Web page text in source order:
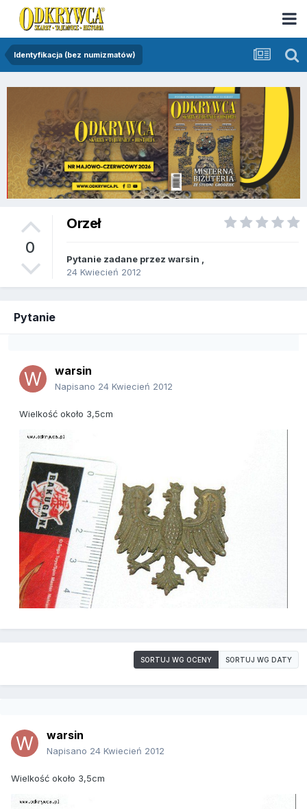
Identyfikacja (bez numizmatów)
0
Orzeł
Pytanie zadane przez warsin
24 Kwiecień 2012
Pytanie
warsin
Napisano 24 Kwiecień 2012
Wielkość około 3,5cm
SORTUJ WG OCENY SORTUJ WG DATY
warsin
Napisano 24 Kwiecień 2012
Wielkość około 3,5cm